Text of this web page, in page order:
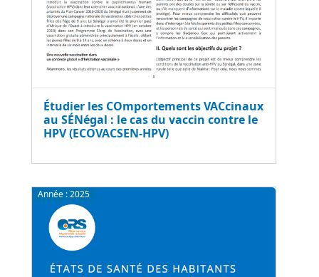
Étudier les COmportements VACcinaux
au SÉNégal : le cas du vaccin contre le
HPV (ECOVACSEN-HPV)
Année :2025